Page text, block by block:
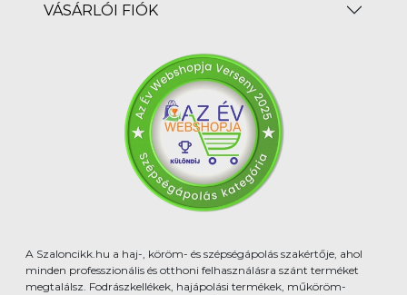
VÁSÁRLÓI FIÓK
A Szaloncikk.hu a haj-, köröm- és szépségápolás szakértője, ahol
minden professzionális és otthoni felhasználásra szánt terméket
megtalálsz. Fodrászkellékek, hajápolási termékek, műköröm-